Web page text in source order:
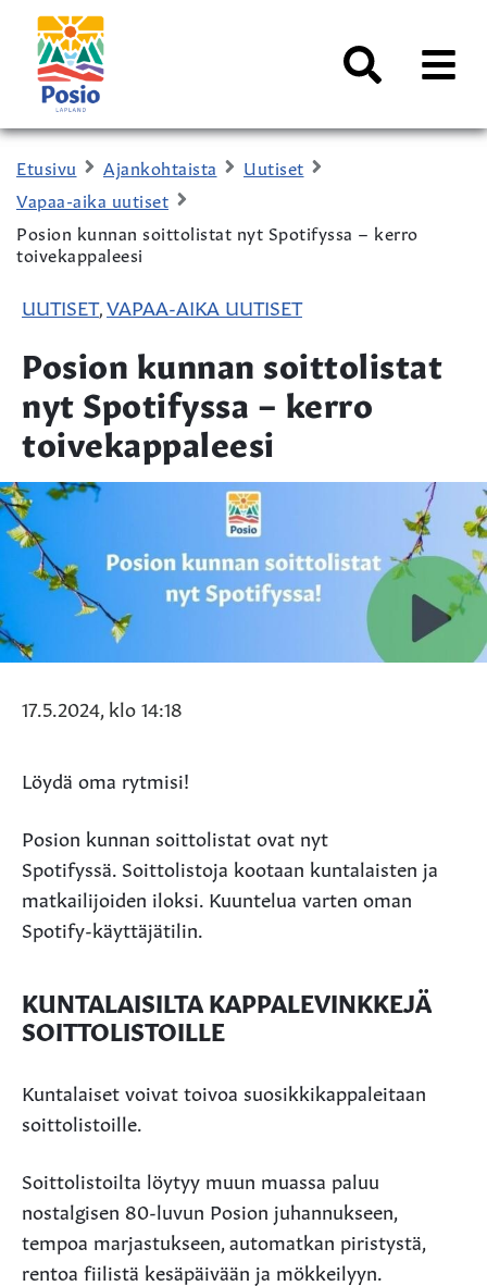
Siirry sisältöön
Kaupungin
logo
AVAA
Etusivu Ajankohtaista
Uutiset
Vapaa-aika uutiset
Posion kunnan soittolistat nyt Spotifyssa – kerro
toivekappaleesi
UUTISET, VAPAA-AIKA UUTISET
Posion kunnan soittolistat
nyt Spotifyssa – kerro
toivekappaleesi
17.5.2024, klo 14:18
Löydä oma rytmisi!
Posion kunnan soittolistat ovat nyt
Spotifyssä. Soittolistoja kootaan kuntalaisten ja
matkailijoiden iloksi. Kuuntelua varten oman
Spotify-käyttäjätilin.
KUNTALAISILTA KAPPALEVINKKEJÄ
SOITTOLISTOILLE
Kuntalaiset voivat toivoa suosikkikappaleitaan
soittolistoille.
Soittolistoilta löytyy muun muassa paluu
nostalgisen 80-luvun Posion juhannukseen,
tempoa marjastukseen, automatkan piristystä,
rentoa fiilistä kesäpäivään ja mökkeilyyn.